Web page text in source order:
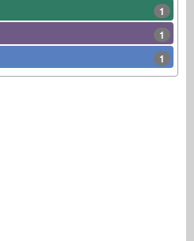
1
1
1